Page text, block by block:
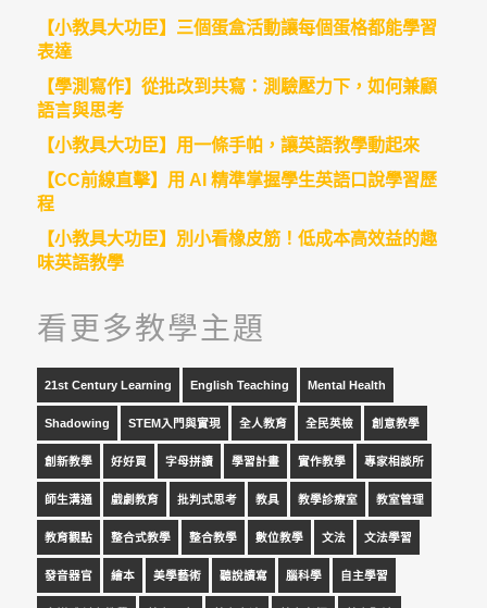
【小教具大功臣】三個蛋盒活動讓每個蛋格都能學習
表達
【學測寫作】從批改到共寫：測驗壓力下，如何兼顧
語言與思考
【小教具大功臣】用一條手帕，讓英語教學動起來
【CC前線直擊】用 AI 精準掌握學生英語口說學習歷
程
【小教具大功臣】別小看橡皮筋！低成本高效益的趣
味英語教學
看更多教學主題
21st Century Learning English Teaching Mental Health
Shadowing STEM入門與實現 全人教育 全民英檢 創意教學
創新教學 好好買 字母拼讀 學習計畫 實作教學 專家相談所
師生溝通 戲劇教育 批判式思考 教具 教學診療室 教室管理
教育觀點 整合式教學 整合教學 數位教學 文法 文法學習
發音器官 繪本 美學藝術 聽說讀寫 腦科學 自主學習